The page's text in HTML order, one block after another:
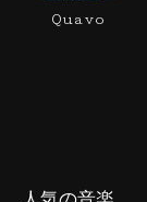
Quavo